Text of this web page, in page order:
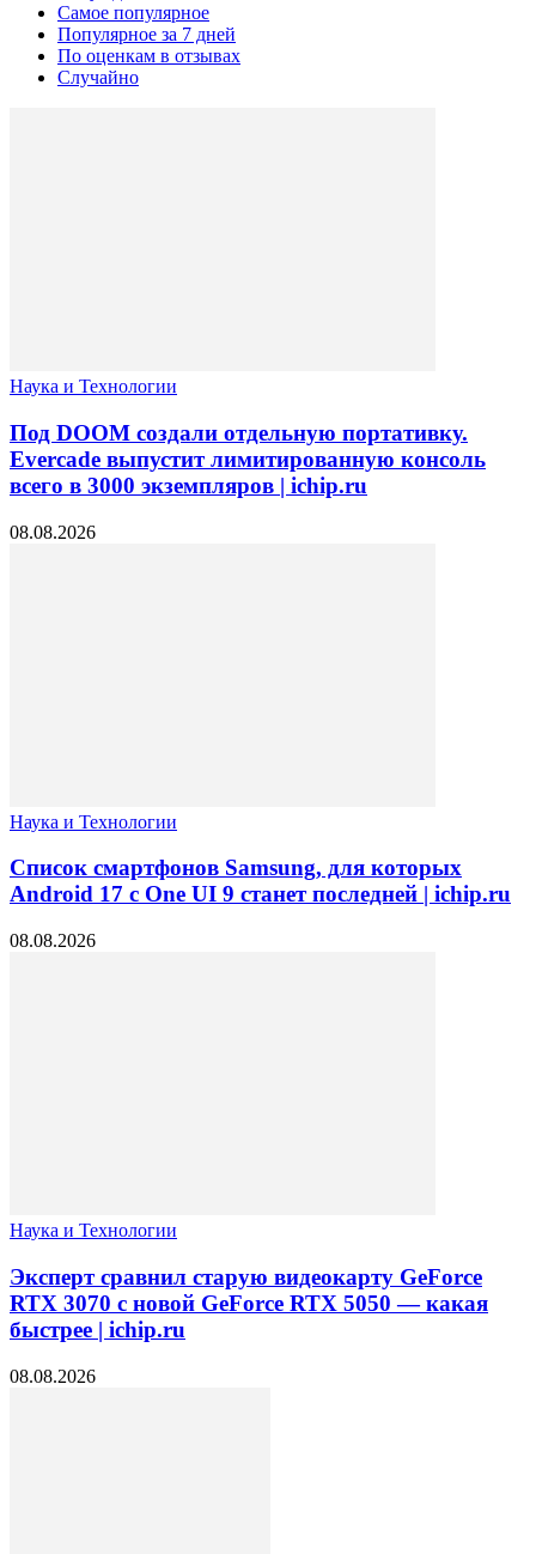
Самое популярное
Популярное за 7 дней
По оценкам в отзывах
Случайно
Наука и Технологии
Под DOOM создали отдельную портативку.
Evercade выпустит лимитированную консоль
всего в 3000 экземпляров | ichip.ru
08.08.2026
Наука и Технологии
Список смартфонов Samsung, для которых
Android 17 с One UI 9 станет последней | ichip.ru
08.08.2026
Наука и Технологии
Эксперт сравнил старую видеокарту GeForce
RTX 3070 с новой GeForce RTX 5050 — какая
быстрее | ichip.ru
08.08.2026